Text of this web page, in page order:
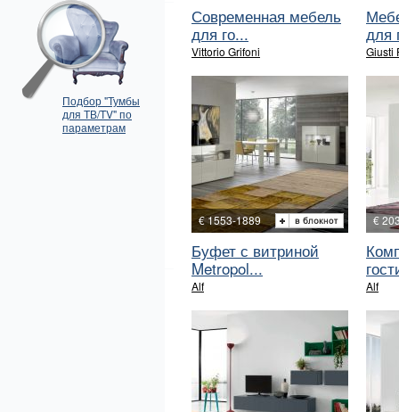
Подбор "Тумбы
для ТВ/TV" по
параметрам
Современная мебель
для го...
Vittorio Grifoni
для
Giusti
€ 1553-1889
Буфет с витриной
Metropol...
Alf
€
Alf